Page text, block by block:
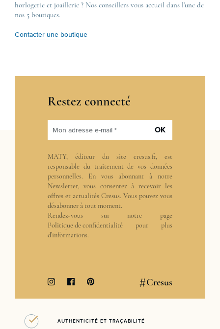
horlogerie et joaillerie ? Nos conseillers vous accueil dans l'une de
nos 5 boutiques.
Contacter une boutique
Restez connecté
Mon adresse e-mail * OK
MATY, éditeur du site cresus.fr, est
responsable du traitement de vos données
personnelles. En vous abonnant à notre
Newsletter, vous consentez à recevoir les
offres et actualités Cresus. Vous pouvez vous
désabonner à tout moment.
Rendez-vous sur notre page
Politique de confidentialité pour plus
d’informations.
#Cresus
AUTHENTICITÉ ET TRAÇABILITÉ